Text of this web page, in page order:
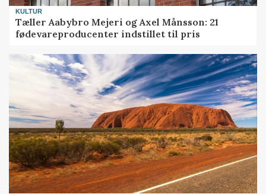
KULTUR
Tæller Aabybro Mejeri og Axel Månsson: 21
fødevareproducenter indstillet til pris